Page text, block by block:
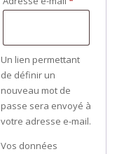
Un lien permettant
de définir un
nouveau mot de
passe sera envoyé à
votre adresse e-mail.
Vos données